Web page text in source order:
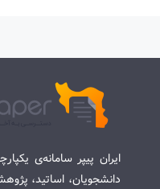
ایران پیپر سامانه‌ی
دانشجویان، اساتید،